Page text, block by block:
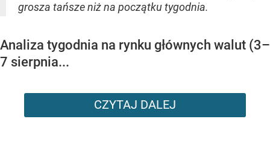
grosza tańsze niż na początku tygodnia.
Analiza tygodnia na rynku głównych walut (3–
7 sierpnia...
CZYTAJ DALEJ